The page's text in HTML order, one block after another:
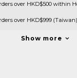
over HKD$500 within
over HKD$999
Show more